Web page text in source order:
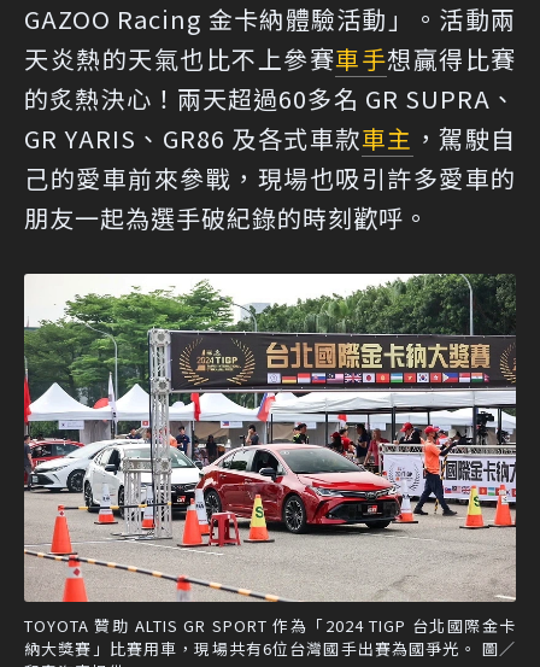
GAZOO Racing 金卡納體驗活動」。活動兩
天炎熱的天氣也比不上參賽車手想贏得比賽
的炙熱決心！兩天超過60多名 GR SUPRA、
GR YARIS、GR86 及各式車款車主 ，駕駛自
己的愛車前來參戰，現場也吸引許多愛車的
朋友一起為選手破紀錄的時刻歡呼。
TOYOTA 贊助 ALTIS GR SPORT 作為「2024 TIGP 台北國際金卡
納大獎賽」比賽用車，現場共有6位台灣國手出賽為國爭光。 圖／